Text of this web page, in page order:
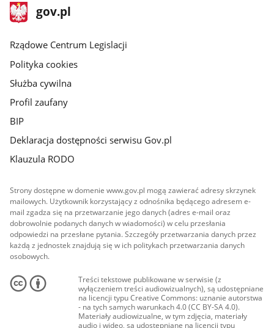
stopka
gov.plStrona
gov.pl
Rządowe Centrum Legislacji
Polityka cookies
Służba cywilna
Profil zaufany
BIP
Deklaracja dostępności serwisu Gov.pl
Klauzula RODO
Strony dostępne w domenie www.gov.pl mogą zawierać adresy skrzynek
mailowych. Użytkownik korzystający z odnośnika będącego adresem e-
mail zgadza się na przetwarzanie jego danych (adres e-mail oraz
dobrowolnie podanych danych w wiadomości) w celu przesłania
odpowiedzi na przesłane pytania. Szczegóły przetwarzania danych przez
każdą z jednostek znajdują się w ich politykach przetwarzania danych
osobowych.
Treści tekstowe publikowane w serwisie (z
wyłączeniem treści audiowizualnych), są udostępniane
na licencji typu Creative Commons: uznanie autorstwa
- na tych samych warunkach 4.0 (CC BY-SA 4.0).
Materiały audiowizualne, w tym zdjęcia, materiały
audio i wideo, są udostępniane na licencji typu